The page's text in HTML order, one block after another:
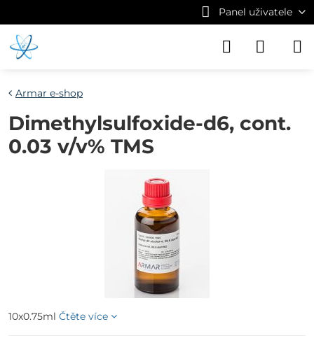
Panel uživatele
Armar e-shop
Dimethylsulfoxide-d6, cont.
0.03 v/v% TMS
10x0.75ml Čtěte více